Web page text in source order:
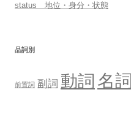
status 地位・身分・状態
品詞別
前置詞 副詞 動詞 名詞